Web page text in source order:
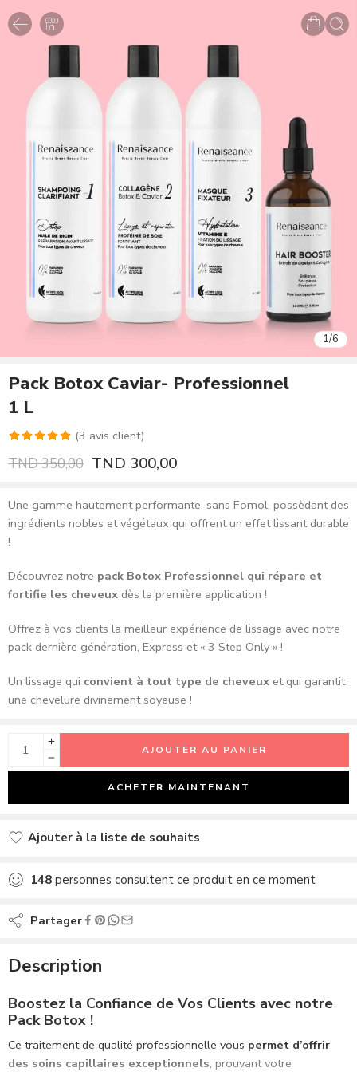
1/6
Pack Botox Caviar- Professionnel
1 L
Noté 5.00
sur 5 basé
2
notations
client
(3 avis client)
TND350,00 TND 300,00
Une gamme hautement performante, sans Fomol, possèdant des
ingrédients nobles et végétaux qui offrent un effet lissant durable
!
Découvrez notre pack Botox Professionnel qui répare et
fortifie les cheveux dès la première application !
Offrez à vos clients la meilleur expérience de lissage avec notre
pack dernière génération, Express et « 3 Step Only » !
Un lissage qui convient à tout type de cheveux et qui garantit
une chevelure divinement soyeuse !
AJOUTER AU PANIER
ACHETER MAINTENANT
Ajouter à la liste de souhaits
148 personnes consultent ce produit en ce moment
Partager
Description
Boostez la Confiance de Vos Clients avec notre
Pack Botox !
Ce traitement de qualité professionnelle vous permet d’offrir
des soins capillaires exceptionnels, prouvant votre